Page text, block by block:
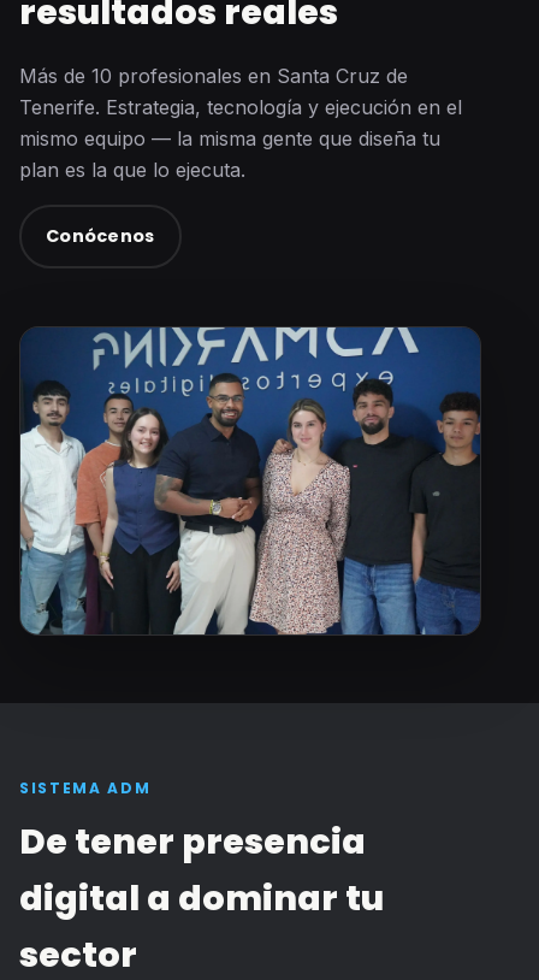
resultados reales
Más de 10 profesionales en Santa Cruz de
Tenerife. Estrategia, tecnología y ejecución en el
mismo equipo — la misma gente que diseña tu
plan es la que lo ejecuta.
Conócenos
SISTEMA ADM
De tener presencia
digital a dominar tu
sector